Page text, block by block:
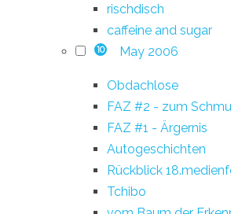
rischdisch
caffeine and sugar
10 May 2006
Obdachlose
FAZ #2 - zum
FAZ #1 - Ärgernis
Autogeschichten
Rückblick
Tchibo